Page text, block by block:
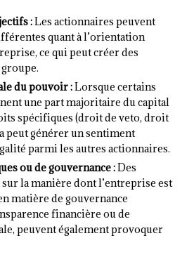
:Les actionnaires peuvent
quant à l’orientation
ce qui peut créer des
du pouvoir :Lorsque certains
une part majoritaire du capital
spécifiques (droit de veto, droit
peut générer un sentiment
parmi les autres actionnaires.
ou de gouvernance :Des
la manière dont l’entreprise est
matière de gouvernance
financière ou de
peuvent également provoquer